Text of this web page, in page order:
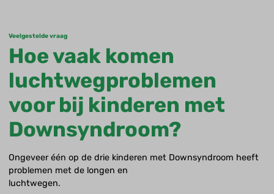
Veelgestelde vraag
Hoe vaak komen
luchtwegproblemen
voor bij kinderen met
Downsyndroom?
Ongeveer één op de drie kinderen met Downsyndroom heeft
problemen met de longen en
luchtwegen.